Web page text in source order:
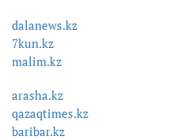
dalanews.kz
7kun.kz
malim.kz
arasha.kz
qazaqtimes.kz
baribar.kz